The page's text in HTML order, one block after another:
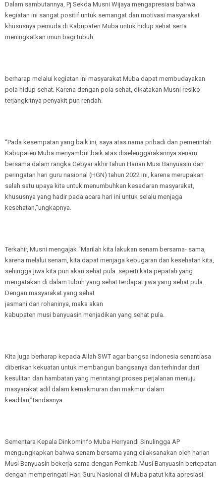
Dalam sambutannya, Pj Sekda Musni Wijaya mengapresiasi bahwa
kegiatan ini sangat positif untuk semangat dan motivasi masyarakat
khususnya pemuda di Kabupaten Muba untuk hidup sehat serta
meningkatkan imun bagi tubuh.
berharap melalui kegiatan ini masyarakat Muba dapat membudayakan
pola hidup sehat. Karena dengan pola sehat, dikatakan Musni resiko
terjangkitnya penyakit pun rendah.
“Pada kesempatan yang baik ini, saya atas nama pribadi dan pemerintah
Kabupaten Muba menyambut baik atas diselenggarakannya senam
bersama dalam rangka Gebyar akhir tahun Harian Musi Banyuasin dan
peringatan hari guru nasional (HGN) tahun 2022 ini, karena merupakan
salah satu upaya kita untuk menumbuhkan kesadaran masyarakat,
khususnya yang hadir pada acara hari ini untuk selalu menjaga
kesehatan,”ungkapnya.
Terkahir, Musni mengajak “Marilah kita lakukan senam bersama- sama,
karena melalui senam, kita dapat menjaga kebugaran dan kesehatan kita,
sehingga jiwa kita pun akan sehat pula. seperti kata pepatah yang
mengatakan di dalam tubuh yang sehat terdapat jiwa yang sehat pula.
Dengan masyarakat yang sehat
jasmani dan rohaninya, maka akan
kabupaten musi banyuasin menjadikan yang sehat pula.
Kita juga berharap kepada Allah SWT agar bangsa Indonesia senantiasa
diberikan kekuatan untuk membangun bangsanya dan terhindar dari
kesulitan dan hambatan yang merintangi proses perjalanan menuju
masyarakat adil dalam kemakmuran dan makmur dalam
keadilan,”tandasnya.
Sementara Kepala Dinkominfo Muba Herryandi Sinulingga AP
mengungkapkan bahwa senam bersama yang dilaksanakan oleh harian
Musi Banyuasin bekerja sama dengan Pemkab Musi Banyuasin bertepatan
dengan memperingati Hari Guru Nasional di Muba patut kita apresiasi.